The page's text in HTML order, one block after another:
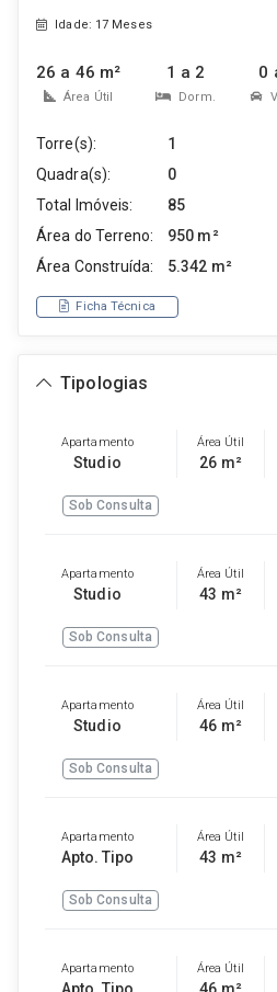
Idade: 17 Meses
26 a 46 m²
Área Útil
1 a 2
Dorm.
0
Torre(s):
1
Quadra(s):
0
Total Imóveis:
85
Área do Terreno:
950 m²
Área Construída:
5.342 m²
Ficha Técnica
Tipologias
Apartamento
Studio
Área Útil
26 m²
Sob Consulta
Apartamento
Studio
Área Útil
43 m²
Sob Consulta
Apartamento
Studio
Área Útil
46 m²
Sob Consulta
Apartamento
Apto. Tipo
Área Útil
43 m²
Sob Consulta
Apartamento Área Útil